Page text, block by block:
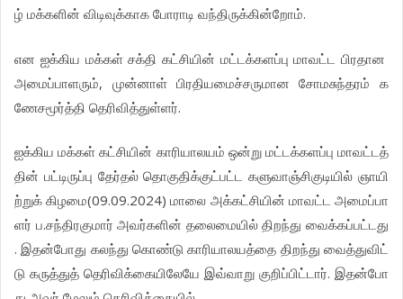
ழ் மக்களின் விடிவுக்காக போராடி வந்திருக்கின்றோம்.
என ஐக்கிய மக்கள் சக்தி கட்சியின் மட்டக்களப்பு மாவட்ட
பிரதான
அமைப்பாளரும், முன்னாள் பிரதியமைச்சருமான சோமசுந்தரம்
க
ணேசமூர்த்தி தெரிவித்துள்ளர்.
ஐக்கிய மக்கள் கட்சியின் காரியாலயம் ஒன்று மட்டக்களப்பு மாவட்டத்
தின் பட்டிருப்பு தேர்தல் தொகுதிக்குட்பட்ட களுவாஞ்சிகுடியில் ஞாயி
ற்றுக் கிழமை(09.09.2024)மாலை அக்கட்சியின் மாவட்ட அமைப்பா
ளர் ப.சந்திரகுமார் அவர்களின் தலைமையில் திறந்து வைக்கப்பட்டது
.இதன்போது கலந்து கொண்டு காரியாலயத்தை திறந்து வைத்துவிட்
டு கருத்துத் தெரிவிக்கையிலேயே இவ்வாறு குறிப்பிட்டார். இதன்போ